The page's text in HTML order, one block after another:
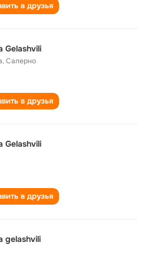
в друзья
Gelashvili
,Салерно
в друзья
Gelashvili
в друзья
gelashvili